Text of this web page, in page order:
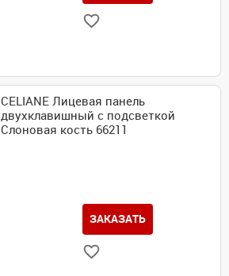
CELIANE Лицевая панель
двухклавишный с подсветкой
Слоновая кость 66211
ЗАКАЗАТЬ